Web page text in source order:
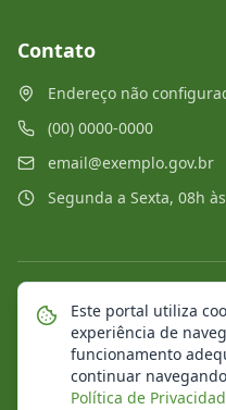
Contato
Endereço não
(00) 0000-0000
email@exemplo.gov.br
Segunda a Sexta, 08h
© 2026 Portal Municipal
Mapa do Site
Este portal utiliza
experiência de
funcionamento
continuar
Política de